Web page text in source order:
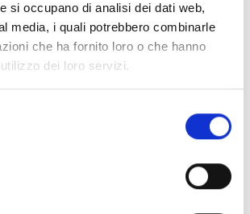
si occupano di analisi dei dati web,
media, i quali potrebbero combinarle
che ha fornito loro o che hanno
dei loro servizi.
tra i rifugiati e le comunità
con un’attenzione particolare ai minori.
civile, con l’intento di sviluppare una
e coordinata e include attività
di protezione dell’infanzia agli operatori